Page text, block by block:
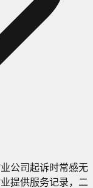
公司起诉时常感无
提供服务记录，二